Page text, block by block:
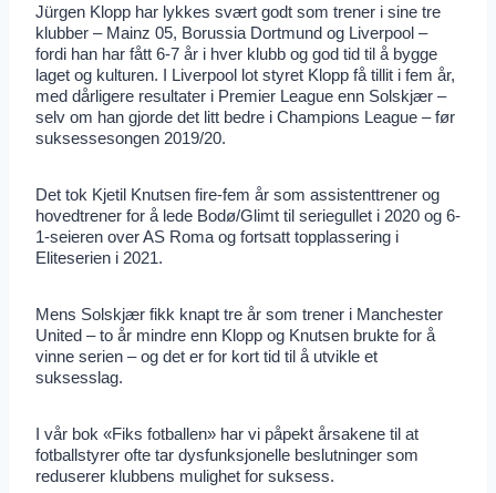
Jürgen Klopp har lykkes svært godt som trener i sine tre
klubber – Mainz 05, Borussia Dortmund og Liverpool –
fordi han har fått 6-7 år i hver klubb og god tid til å bygge
laget og kulturen. I Liverpool lot styret Klopp få tillit i fem år,
med dårligere resultater i Premier League enn Solskjær –
selv om han gjorde det litt bedre i Champions League – før
suksessesongen 2019/20.
Det tok Kjetil Knutsen fire-fem år som assistenttrener og
hovedtrener for å lede Bodø/Glimt til seriegullet i 2020 og 6-
1-seieren over AS Roma og fortsatt topplassering i
Eliteserien i 2021.
Mens Solskjær fikk knapt tre år som trener i Manchester
United – to år mindre enn Klopp og Knutsen brukte for å
vinne serien – og det er for kort tid til å utvikle et
suksesslag.
I vår bok «Fiks fotballen» har vi påpekt årsakene til at
fotballstyrer ofte tar dysfunksjonelle beslutninger som
reduserer klubbens mulighet for suksess.